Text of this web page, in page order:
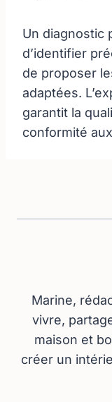
Un diagnostic
d’identifier
de proposer
adaptées.
garantit la
conformité
Marine,
vivre,
maison et
créer un